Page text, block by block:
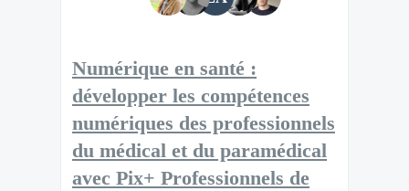
Numérique en santé :
développer les compétences
numériques des professionnels
du médical et du paramédical
avec Pix+ Professionnels de